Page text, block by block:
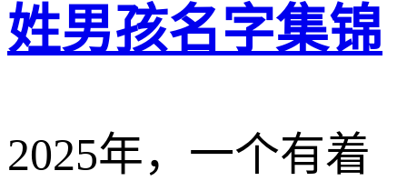
姓男孩名字集锦
2025年，一个有着